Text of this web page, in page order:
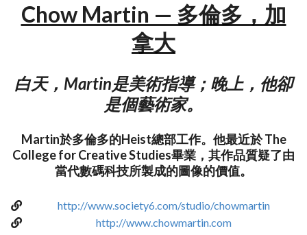
Chow Martin — 多倫多，加
拿大
白天，Martin是美術指導；晚上，他卻
是個藝術家。
Martin於多倫多的Heist總部工作。他最近於 The
College for Creative Studies畢業，其作品質疑了由
當代數碼科技所製成的圖像的價值。
http://www.society6.com/studio/chowmartin
http://www.chowmartin.com